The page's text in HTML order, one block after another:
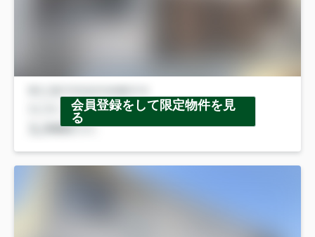
会員登録をして限定物件を見
る